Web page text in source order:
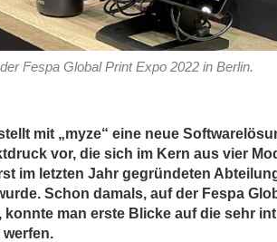
Fespa Global Print Expo 2022 in Berlin.
mit „myze“ eine neue
vor, die sich im Kern aus vier
im letzten Jahr gegründeten
Schon damals, auf der Fespa
konnte man erste Blicke auf die sehr